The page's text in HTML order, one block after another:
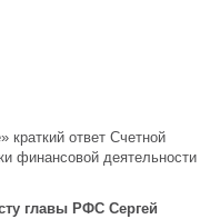
краткий ответ Счетной
финансовой деятельности
главы РФС Сергей